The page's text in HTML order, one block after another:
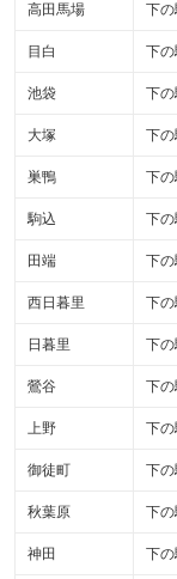
高田馬場 下
目白 下
池袋 下
大塚 下
巣鴨 下
駒込 下
田端 下
西日暮里 下
日暮里 下
鶯谷 下
上野 下
御徒町 下
秋葉原 下
神田 下